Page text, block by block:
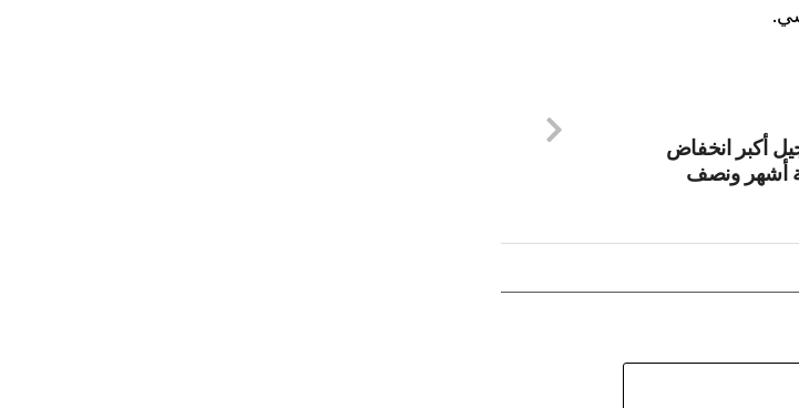
أكبر انخفاض
أشهر ونصف